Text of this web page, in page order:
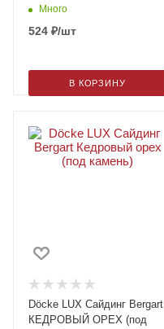
Много
524 ₽/шт
В КОРЗИНУ
Döcke LUX Сайдинг Bergart
КЕДРОВЫЙ ОРЕХ (под